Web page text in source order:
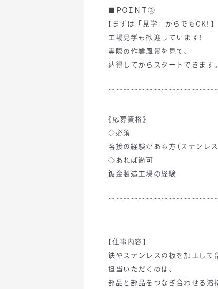
■ＰＯＩＮＴ③
【まずは「見学」からでもOK！】
工場見学も歓迎しています！
実際の作業風景を見て、
納得してからスタートできます。
《応募資格》
◇必須
溶接の経験がある方（ステンレス
◇あれば尚可
鈑金製造工場の経験
【仕事内容】
鉄やステンレスの板を加工して
担当いただくのは、
部品と部品をつなぎ合わせる溶